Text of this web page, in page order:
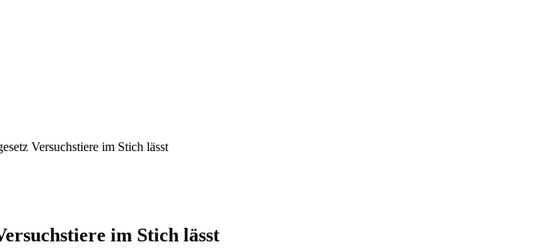
Versuchstiere im Stich lässt
im Stich lässt